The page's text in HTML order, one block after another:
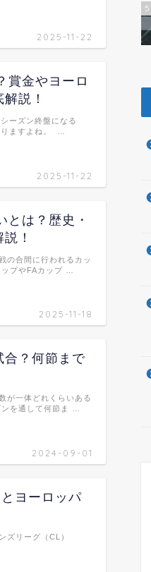
2025-11-22
賞金やヨーロ
説！
2025-11-22
ーズン終盤になる
りますよね。 …
とは？歴史・
！
2025-11-18
の合間に行われるカッ
プやFAカップ …
合？何節まで
2024-09-01
が一体どれくらいある
を通して何節ま …
ヨーロッパ
ズリーグ（CL）
5